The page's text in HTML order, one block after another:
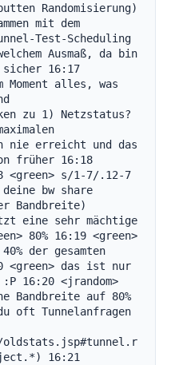
Randomisierung)
mit dem
Test-Scheduling
Ausmaß, da bin
16:17
alles, was
zu 1) Netzstatus?
nie erreicht und das
früher 16:18
<green> s/1-7/.12-7
bw share
Bandbreite)
eine sehr mächtige
80% 16:19 <green>
der gesamten
<green> das ist nur
16:20 <jrandom>
Bandbreite auf 80%
oft Tunnelanfragen
16:21